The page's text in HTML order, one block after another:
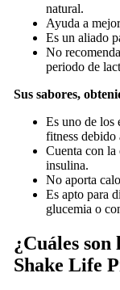
natural.
Ayuda a
Es un aliado
No
periodo de
Sus sabores,
Es uno de los
fitness debido
Cuenta con la
insulina.
No aporta
Es apto para
glucemia o
¿Cuáles
Shake Life